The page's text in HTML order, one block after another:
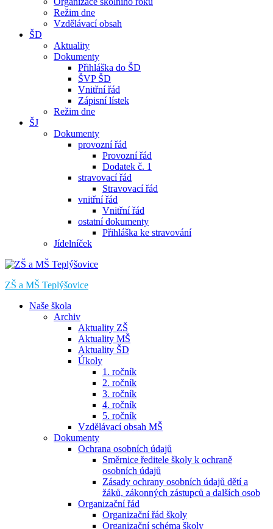
Režim dne
Vzdělávací obsah
ŠD
Aktuality
Dokumenty
Přihláška do ŠD
ŠVP ŠD
Vnitřní řád
Zápisní lístek
Režim dne
ŠJ
Dokumenty
provozní řád
Provozní řád
Dodatek č. 1
stravovací řád
Stravovací řád
vnitřní řád
Vnitřní řád
ostatní dokumenty
Přihláška ke stravování
Jídelníček
ZŠ a MŠ Teplýšovice
Naše škola
Archiv
Aktuality ZŠ
Aktuality MŠ
Aktuality ŠD
Úkoly
1. ročník
2. ročník
3. ročník
4. ročník
5. ročník
Vzdělávací obsah MŠ
Dokumenty
Ochrana osobních údajů
Směrnice ředitele školy k ochraně
osobních údajů
Zásady ochrany osobních údajů dětí a
žáků, zákonných zástupců a dalších osob
Organizační řád
Organizační řád školy
Organizační schéma školy